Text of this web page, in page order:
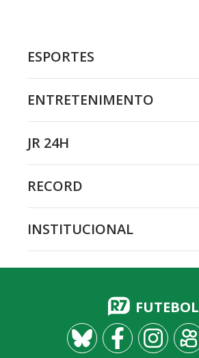
ESPORTES
ENTRETENIMENTO
JR 24H
RECORD
INSTITUCIONAL
FUTEBOL